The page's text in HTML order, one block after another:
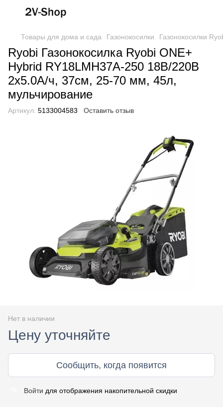
Товары для дома и сада Газонокосилки Газонокосилки
Ryobi Газонокосилка Ryobi ONE+
Hybrid RY18LMH37A-250 18В/220В
2х5.0А/ч, 37см, 25-70 мм, 45л,
мульчирование
Артикул: 5133004583 Оставить отзыв
Нет в наличии
Цену уточняйте
Сообщить, когда появится
Войти для отображения накопительной скидки